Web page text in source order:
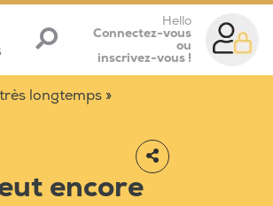
Hello
Connectez-vous
ou
inscrivez-vous !
longtemps »
encore